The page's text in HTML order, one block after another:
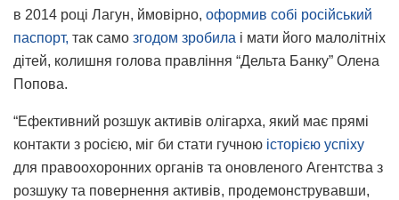
в 2014 році Лагун, ймовірно, оформив собі російський
паспорт, так само згодом зробила і мати його малолітніх
дітей, колишня голова правління “Дельта Банку” Олена
Попова.
“Ефективний розшук активів олігарха, який має прямі
контакти з росією, міг би стати гучною історією успіху
для правоохоронних органів та оновленого Агентства з
розшуку та повернення активів, продемонструвавши,